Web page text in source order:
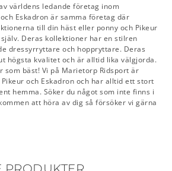
världens ledande företag inom
Eskadron är samma företag där
till din häst eller ponny och Pikeur
Deras kollektioner har en stilren
dressyrryttare och hoppryttare. Deras
högsta kvalitet och är alltid lika välgjorda.
som bäst! Vi på Marietorp Ridsport är
och Eskadron och har alltid ett stort
hemma. Söker du något som inte finns i
att höra av dig så försöker vi gärna